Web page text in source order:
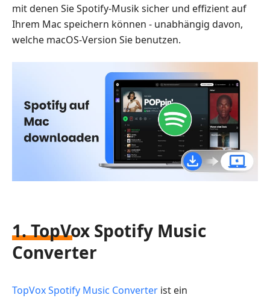
mit denen Sie Spotify-Musik sicher und effizient auf
Ihrem Mac speichern können - unabhängig davon,
welche macOS-Version Sie benutzen.
1. TopVox Spotify Music
Converter
TopVox Spotify Music Converter ist ein